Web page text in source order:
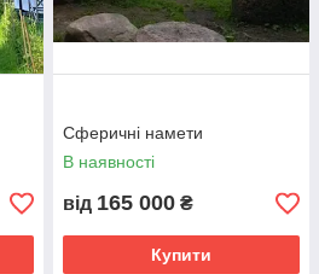
Сферичні намети
В наявності
від 165 000 ₴
Купити